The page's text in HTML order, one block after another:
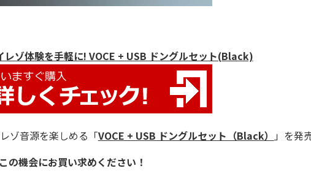
レゾ体験を手軽に! VOCE + USB ドングルセット(Black)
ゾ音源を楽しめる「VOCE + USB ドングルセット（Black）
」を発
の機会にお買い求めください！